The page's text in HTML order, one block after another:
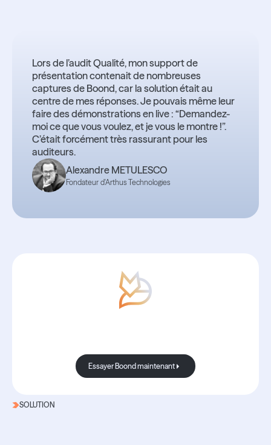
Lors de l’audit Qualité, mon support de
présentation contenait de nombreuses
captures de Boond, car la solution était au
centre de mes réponses. Je pouvais même leur
faire des démonstrations en live : “Demandez-
moi ce que vous voulez, et je vous le montre !”.
C’était forcément très rassurant pour les
auditeurs.
Alexandre METULESCO
Fondateur d'Arthus Technologies
Je m'abonne à la newsletter
Essayer Boond maintenant
SOLUTION